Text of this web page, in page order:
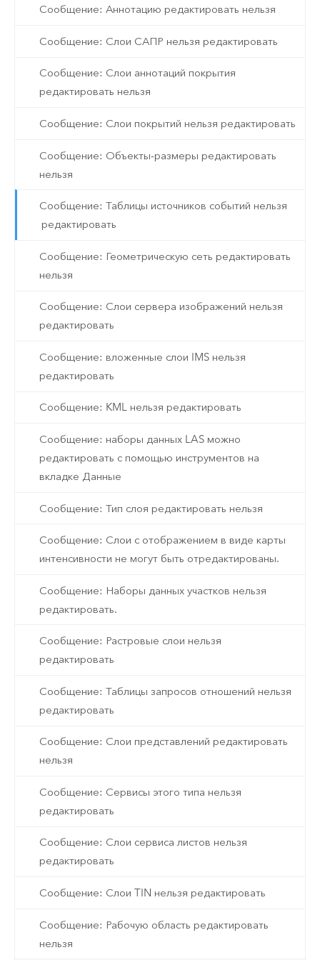
Сообщение: Аннотацию редактировать нельзя
Сообщение: Слои САПР нельзя редактировать
Сообщение: Слои аннотаций покрытия
редактировать нельзя
Сообщение: Слои покрытий нельзя редактировать
Сообщение: Объекты-размеры редактировать
нельзя
Сообщение: Таблицы источников событий нельзя
редактировать
Сообщение: Геометрическую сеть редактировать
нельзя
Сообщение: Слои сервера изображений нельзя
редактировать
Сообщение: вложенные слои IMS нельзя
редактировать
Сообщение: KML нельзя редактировать
Сообщение: наборы данных LAS можно
редактировать с помощью инструментов на
вкладке Данные
Сообщение: Тип слоя редактировать нельзя
Сообщение: Слои с отображением в виде карты
интенсивности не могут быть отредактированы.
Сообщение: Наборы данных участков нельзя
редактировать.
Сообщение: Растровые слои нельзя
редактировать
Сообщение: Таблицы запросов отношений нельзя
редактировать
Сообщение: Слои представлений редактировать
нельзя
Сообщение: Сервисы этого типа нельзя
редактировать
Сообщение: Слои сервиса листов нельзя
редактировать
Сообщение: Слои TIN нельзя редактировать
Сообщение: Рабочую область редактировать
нельзя